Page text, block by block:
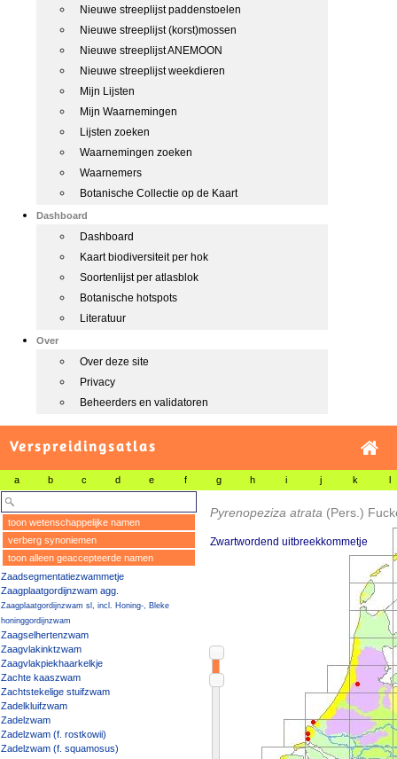
Nieuwe streeplijst paddenstoelen
Nieuwe streeplijst (korst)mossen
Nieuwe streeplijst ANEMOON
Nieuwe streeplijst weekdieren
Mijn Lijsten
Mijn Waarnemingen
Lijsten zoeken
Waarnemingen zoeken
Waarnemers
Botanische Collectie op de Kaart
Dashboard
Dashboard
Kaart biodiversiteit per hok
Soortenlijst per atlasblok
Botanische hotspots
Literatuur
Over
Over deze site
Privacy
Beheerders en validatoren
Verspreidingsatlas
a b c d e f g h i j k l
toon wetenschappelijke namen
verberg synoniemen
toon alleen geaccepteerde namen
Zaadsegmentatiezwammetje
Zaagplaatgordijnzwam agg.
Zaagplaatgordijnzwam sl, incl. Honing-, Bleke
honinggordijnzwam
Zaagselhertenzwam
Zaagvlakinktzwam
Zaagvlakpiekhaarkelkje
Zachte kaaszwam
Zachtstekelige stuifzwam
Zadelkluifzwam
Zadelzwam
Zadelzwam (f. rostkowii)
Zadelzwam (f. squamosus)
Pyrenopeziza atrata (Pers.)
Zwartwordend uitbreekkommetje